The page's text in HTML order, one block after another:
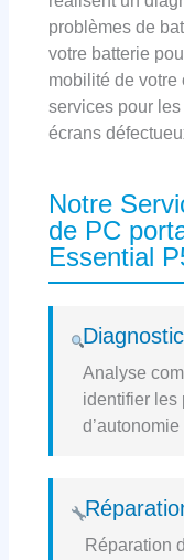
problèmes de
votre batterie
mobilité de votre
services pour
écrans
Notre
de PC
Essential
Analyse
identifier les
Réparation